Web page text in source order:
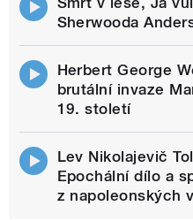
Sherwooda
Herbert George
brutální invaze
19. století
Lev Nikolajevič
Epochální dílo a
z napoleonských